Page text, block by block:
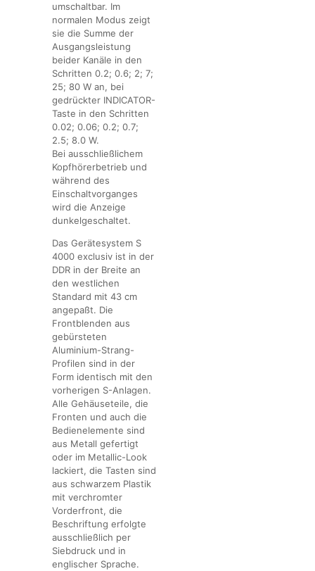
umschaltbar. Im
normalen Modus zeigt
sie die Summe der
Ausgangsleistung
beider Kanäle in den
Schritten 0.2; 0.6; 2; 7;
25; 80 W an, bei
gedrückter INDICATOR-
Taste in den Schritten
0.02; 0.06; 0.2; 0.7;
2.5; 8.0 W.
Bei ausschließlichem
Kopfhörerbetrieb und
während des
Einschaltvorganges
wird die Anzeige
dunkelgeschaltet.
Das Gerätesystem S
4000 exclusiv ist in der
DDR in der Breite an
den westlichen
Standard mit 43 cm
angepaßt. Die
Frontblenden aus
gebürsteten
Aluminium-Strang-
Profilen sind in der
Form identisch mit den
vorherigen S-Anlagen.
Alle Gehäuseteile, die
Fronten und auch die
Bedienelemente sind
aus Metall gefertigt
oder im Metallic-Look
lackiert, die Tasten sind
aus schwarzem Plastik
mit verchromter
Vorderfront, die
Beschriftung erfolgte
ausschließlich per
Siebdruck und in
englischer Sprache.